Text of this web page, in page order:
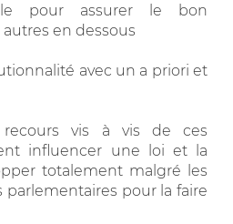
pour assurer le bon
en dessous
avec un a priori et
recours vis à vis de ces
influencer une loi et la
totalement malgré les
parlementaires pour la faire